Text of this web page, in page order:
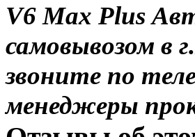
V6 Max Plus
самовывозом в
звоните по
менеджеры